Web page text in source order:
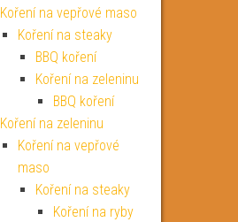
Koření na vepřové maso
Koření na steaky
BBQ koření
Koření na zeleninu
BBQ koření
Koření na zeleninu
Koření na vepřové
maso
Koření na steaky
Koření na ryby